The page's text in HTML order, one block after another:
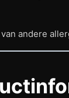
andere